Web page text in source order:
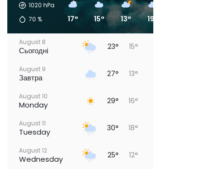
1020 hPa
70 % 17° 15° 13° 19°
August 8
Сьогодні 23° 15°
August 9
Завтра 27° 13°
August 10
Monday 29° 16°
August 11
Tuesday 30° 18°
August 12
Wednesday 25° 12°